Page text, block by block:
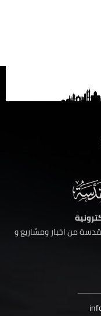
من اخبار ومشاريع و